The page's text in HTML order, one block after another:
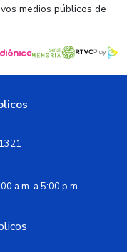
medios públicos de
a.m. a 5:00 p.m.